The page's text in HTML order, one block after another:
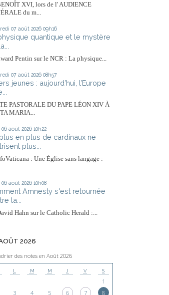
XVI, lors de l' AUDIENCE
du m...
07 août 2026 09h16
quantique et le mystère
Pentin sur le NCR : La physique...
07 août 2026 08h57
jeunes : aujourd’hui, l’Europe
PASTORALE DU PAPE LÉON XIV À
MARIA...
06 août 2026 10h22
en plus de cardinaux ne
plus...
: Une Église sans langage :
06 août 2026 10h08
Amnesty s'est retournée
la...
Hahn sur le Catholic Herald :...
2026
des notes en Août 2026
L M M J V S
1
3 4 5 6 7 8